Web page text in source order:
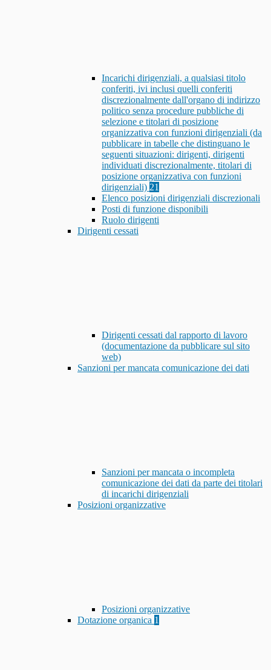
Incarichi dirigenziali, a qualsiasi titolo
conferiti, ivi inclusi quelli conferiti
discrezionalmente dall'organo di indirizzo
politico senza procedure pubbliche di
selezione e titolari di posizione
organizzativa con funzioni dirigenziali (da
pubblicare in tabelle che distinguano le
seguenti situazioni: dirigenti, dirigenti
individuati discrezionalmente, titolari di
posizione organizzativa con funzioni
dirigenziali) 21
Elenco posizioni dirigenziali discrezionali
Posti di funzione disponibili
Ruolo dirigenti
Dirigenti cessati
Dirigenti cessati dal rapporto di lavoro
(documentazione da pubblicare sul sito
web)
Sanzioni per mancata comunicazione dei dati
Sanzioni per mancata o incompleta
comunicazione dei dati da parte dei titolari
di incarichi dirigenziali
Posizioni organizzative
Posizioni organizzative
Dotazione organica 1